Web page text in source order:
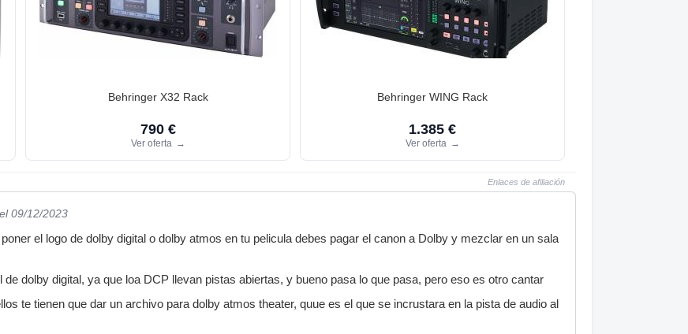
Behringer X32 Rack
790 €
Ver oferta →
Behringer WING Rack
1.385 €
Ver oferta →
Enlaces de afiliación
el 09/12/2023
el logo de dolby digital o dolby atmos en tu pelicula debes pagar el canon a Dolby y mezclar en un sala
de dolby digital, ya que loa DCP llevan pistas abiertas, y bueno pasa lo que pasa, pero eso es otro cantar
te tienen que dar un archivo para dolby atmos theater, quue es el que se incrustara en la pista de audio al